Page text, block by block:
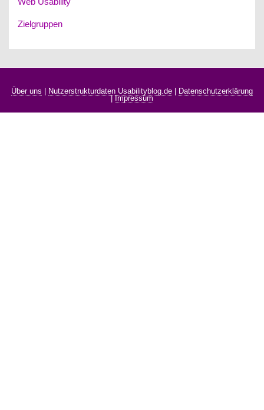
Zielgruppen
Über uns | Nutzerstrukturdaten Usabilityblog.de | Datenschutzerklärung
|Impressum